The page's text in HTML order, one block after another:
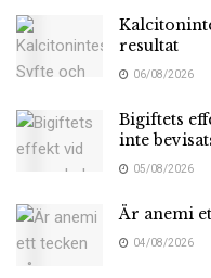
resultat
06/08/2026
Bigiftets
inte
05/08/2026
Är anemi
04/08/2026